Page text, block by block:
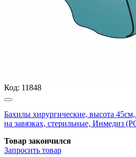
Код: 11848
Бахилы хирургические, высота
на завязках, стерильные, Инмедиз
Товар закончился
Запросить товар